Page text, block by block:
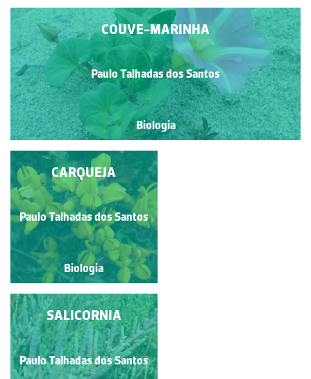
COUVE-MARINHA
Paulo Talhadas dos Santos
Biologia
TROMBETA-DO-
DIABO
Paulo Talhadas dos Santos
Biologia
CARQUEJA
Paulo Talhadas dos Santos
Biologia
TULIPA
Paulo Talhadas dos Santos
SALICORNIA
Paulo Talhadas dos Santos